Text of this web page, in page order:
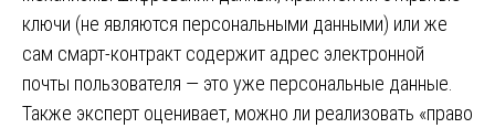
ключи (не являются персональными данными) или же
сам смарт-контракт содержит адрес электронной
почты пользователя — это уже персональные данные.
Также эксперт оценивает, можно ли реализовать «право